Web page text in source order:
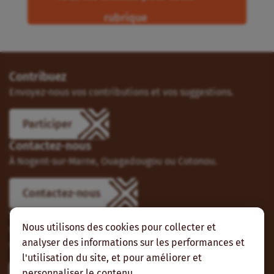
Nous utilisons des cookies pour collecter et
analyser des informations sur les performances et
l'utilisation du site, et pour améliorer et
rubrique
Contribuez
Envoyez-nous vos contributions et vos suggestions.
Participer
Contactez-nous
À Nogent-sur-Marne, Ouagadougou ou Cotonou.
Contactez-nous
Suivez-nous
Vous pouvez aussi vous abonner à nos flux RSS et nous
suivre sur les réseaux sociaux.